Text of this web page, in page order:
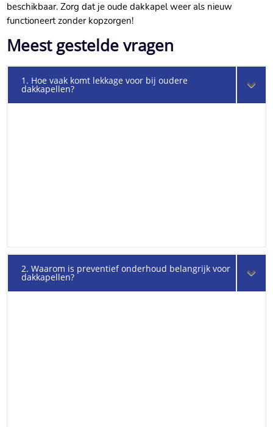
beschikbaar.​ Zorg dat je oude dakkapel weer als nieuw
functioneert zonder kopzorgen!
Meest gestelde vragen
1. Hoe vaak komt lekkage voor bij oudere
dakkapellen?
2. Waarom is preventief onderhoud belangrijk voor
dakkapellen?